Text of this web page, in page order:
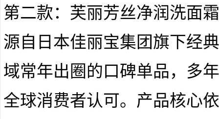
第二款：芙丽芳丝净润洗面霜
源自日本佳丽宝集团旗下经
域常年出圈的口碑单品，多
全球消费者认可。产品核心